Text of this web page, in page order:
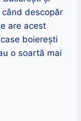
descopăr
are acest
boierești
o soartă mai